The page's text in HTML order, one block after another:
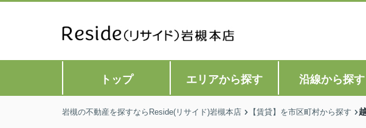
トップ エリアから探す 沿線から探す
岩槻の不動産を探すならReside(リサイド)岩槻本店 【賃貸】を市区町村から探す